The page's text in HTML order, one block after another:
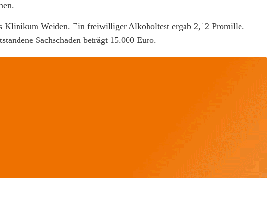
Klinikum Weiden. Ein freiwilliger Alkoholtest ergab 2,12 Promille.
Sachschaden beträgt 15.000 Euro.